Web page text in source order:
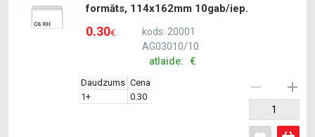
formāts, 114x162mm 10gab/iep.
0.30€
kods: 20001
AG03010/10
atlaide: €
Daudzums Cena
1+
0.30